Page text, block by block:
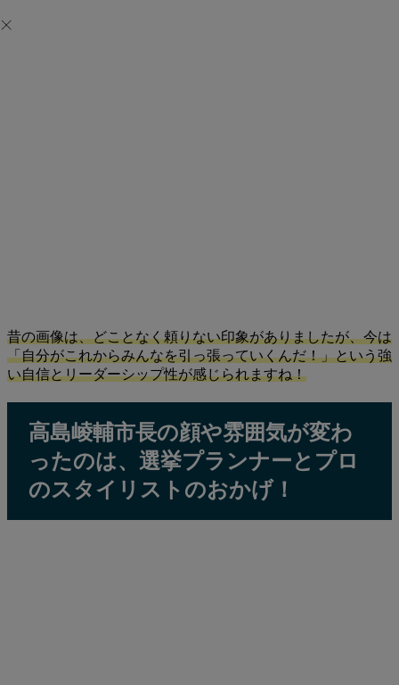
昔の画像は、どことなく頼りない印象がありましたが、今は
「自分がこれからみんなを引っ張っていくんだ！」という強
い自信とリーダーシップ性が感じられますね！
高島崚輔市長の顔や雰囲気が変わ
ったのは、選挙プランナーとプロ
のスタイリストのおかげ！